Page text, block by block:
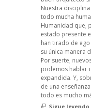
Nuestra
todo mucha
Humanidad que,
estado presente
han tirado de
su única manera
Por suerte,
podemos hablar
expandida. Y,
de una
todo es mucho
Sigue